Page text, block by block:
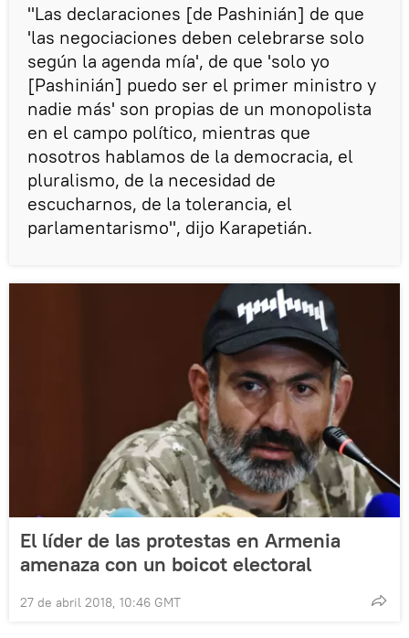
"Las declaraciones [de Pashinián] de que
'las negociaciones deben celebrarse solo
según la agenda mía', de que 'solo yo
[Pashinián] puedo ser el primer ministro y
nadie más' son propias de un monopolista
en el campo político, mientras que
nosotros hablamos de la democracia, el
pluralismo, de la necesidad de
escucharnos, de la tolerancia, el
parlamentarismo", dijo Karapetián.
El líder de las protestas en Armenia
amenaza con un boicot electoral
27 de abril 2018, 10:46 GMT